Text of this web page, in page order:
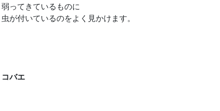
弱ってきているものに
虫が付いているのをよく見かけます。
コバエ